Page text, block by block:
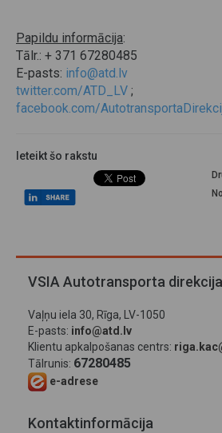
Papildu informācija:
Tālr.: + 371 67280485
E-pasts: info@atd.lv
twitter.com/ATD_LV ;
facebook.com/
Ieteikt šo rakstu
VSIA Autotransporta direkcija
Vaļņu iela 30, Rīga, LV-1050
E-pasts: info@atd.lv
Klientu apkalpošanas centrs:
Tālrunis: 67280485
e-adrese
Kontaktinformācija